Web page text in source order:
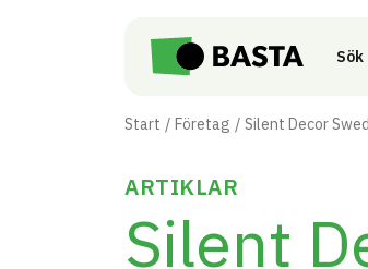
Start Företag Silent Decor
ARTIKLAR
Silent